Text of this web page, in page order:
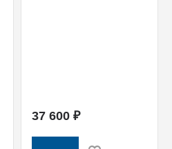
37 600 ₽